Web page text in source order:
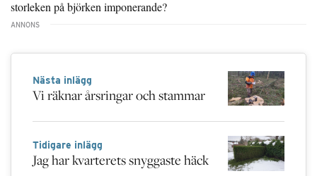
storleken på björken imponerande?
Nästa inlägg
Vi räknar årsringar och stammar
Tidigare inlägg
Jag har kvarterets snyggaste häck